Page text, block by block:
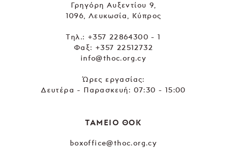
Γρηγόρη Αυξεντίου 9,
1096, Λευκωσία, Κύπρος
Tηλ.: +357 22864300 - 1
Φαξ: +357 22512732
info@thoc.org.cy
Ώρες εργασίας:
Δευτέρα - Παρασκευή: 07:30 - 15:00
ΤΑΜΕΙΟ ΘΟΚ
boxoffice@thoc.org.cy